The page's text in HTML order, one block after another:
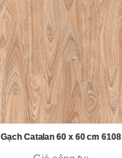
Gạch Catalan 60 x 60 cm 6108